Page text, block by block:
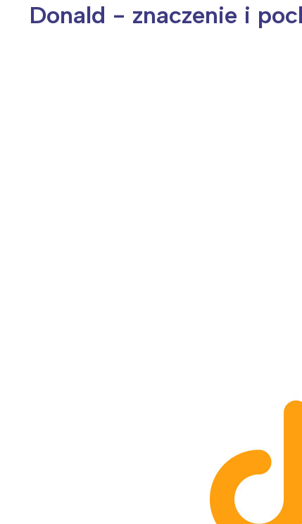
Donald - znaczenie i